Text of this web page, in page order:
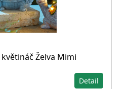
Želva Mimi
Detail